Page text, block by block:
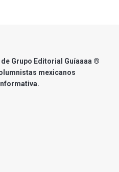
Grupo Editorial Guíaaaa ®
mexicanos